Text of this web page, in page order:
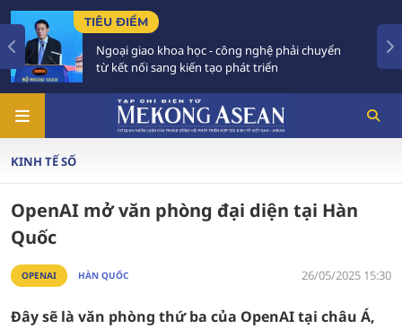
học - công nghệ phải chuyển
kiến tạo phát triển
Tăng trưởng
Phải xây
KINH TẾ SỐ
OpenAI mở văn phòng đại diện tại Hàn
Quốc
OPENAI HÀN QUỐC 26/05/2025 15:30
Đây sẽ là văn phòng thứ ba của OpenAI tại châu Á,